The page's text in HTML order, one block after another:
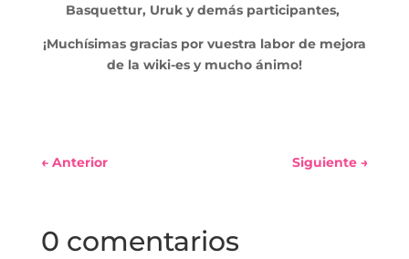
Basquettur, Uruk y demás participantes,
¡Muchísimas gracias por vuestra labor de mejora
de la wiki-es y mucho ánimo!
← Anterior Siguiente →
0 comentarios